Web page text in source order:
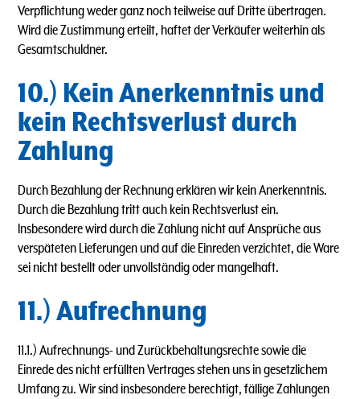
Verpflichtung weder ganz noch teilweise auf Dritte übertragen.
Wird die Zustimmung erteilt, haftet der Verkäufer weiterhin als
Gesamtschuldner.
10.) Kein Anerkenntnis und
kein Rechtsverlust durch
Zahlung
Durch Bezahlung der Rechnung erklären wir kein Anerkenntnis.
Durch die Bezahlung tritt auch kein Rechtsverlust ein.
lnsbesondere wird durch die Zahlung nicht auf Ansprüche aus
verspäteten Lieferungen und auf die Einreden verzichtet, die Ware
sei nicht bestellt oder unvollständig oder mangelhaft.
11.) Aufrechnung
11.1.) Aufrechnungs- und Zurückbehaltungsrechte sowie die
Einrede des nicht erfüllten Vertrages stehen uns in gesetzlichem
Umfang zu. Wir sind insbesondere berechtigt, fällige Zahlungen